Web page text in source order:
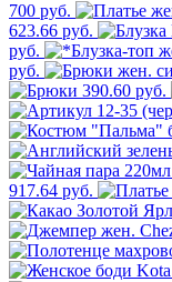
700 руб.
623.66 руб.
руб.
руб.
390.60 руб.
917.64 руб.